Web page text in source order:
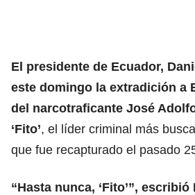
El presidente de Ecuador,
este domingo la extradición a
del narcotraficante José
‘Fito’, el líder criminal más
que fue recapturado el pasado
“Hasta nunca, ‘Fito’”,